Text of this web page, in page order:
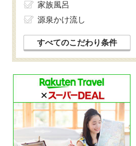
家族風呂
源泉かけ流し
すべてのこだわり条件